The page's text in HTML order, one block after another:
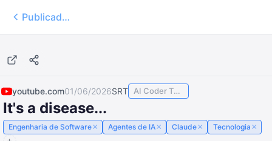
Publicados
youtube.com01/06/2026SRT AI Coder TODAY
It's a disease...
Engenharia de Software× Agentes de IA× Claude× Tecnologia ×